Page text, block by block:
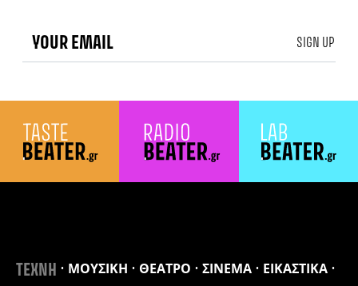
ΤΕΧΝΗ ΜΟΥΣΙΚΗ ΘΕΑΤΡΟ ΣΙΝΕΜΑ
ΕΙΚΑΣΤΙΚΑ
SIGN UP